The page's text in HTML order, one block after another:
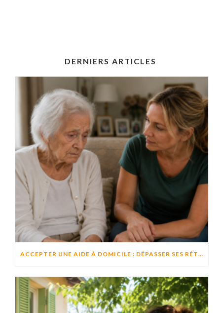
DERNIERS ARTICLES
ACCEPTER UNE AIDE À DOMICILE : DÉPASSER SES RÉTICENCES POUR PRÉSERVER SON AUTONOMIE